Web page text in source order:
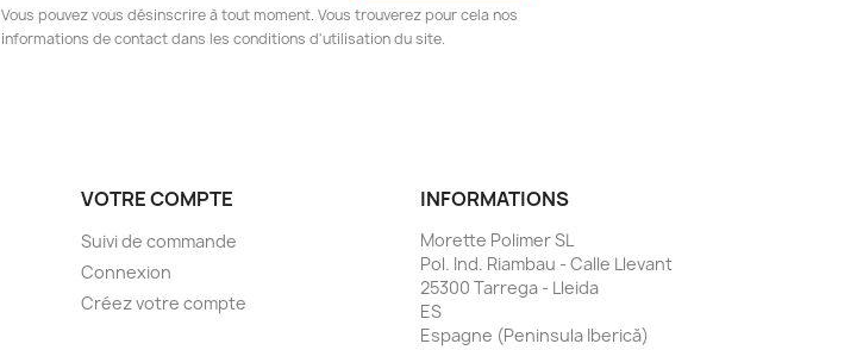
Vous pouvez vous désinscrire à tout moment. Vous trouverez pour cela nos
informations de contact dans les conditions d'utilisation du site.
VOTRE COMPTE
Suivi de commande
Connexion
Créez votre compte
INFORMATIONS
Morette Polimer SL
Pol. Ind. Riambau - Calle Llevant
25300 Tarrega - Lleida
ES
Espagne (Peninsula Iberică)